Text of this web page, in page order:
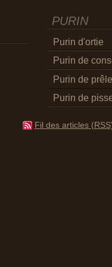
PURIN
Purin d'ortie
Purin de
Purin de prêle
Purin de
Fil des articles